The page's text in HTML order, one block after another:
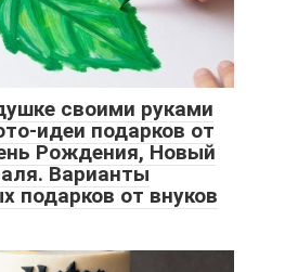
своими руками
идеи подарков от
Рождения, Новый
Варианты
подарков от внуков